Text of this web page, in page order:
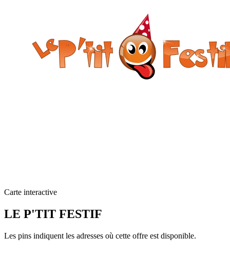
Carte interactive
LE P'TIT FESTIF
Les pins indiquent les adresses où cette offre est disponible.